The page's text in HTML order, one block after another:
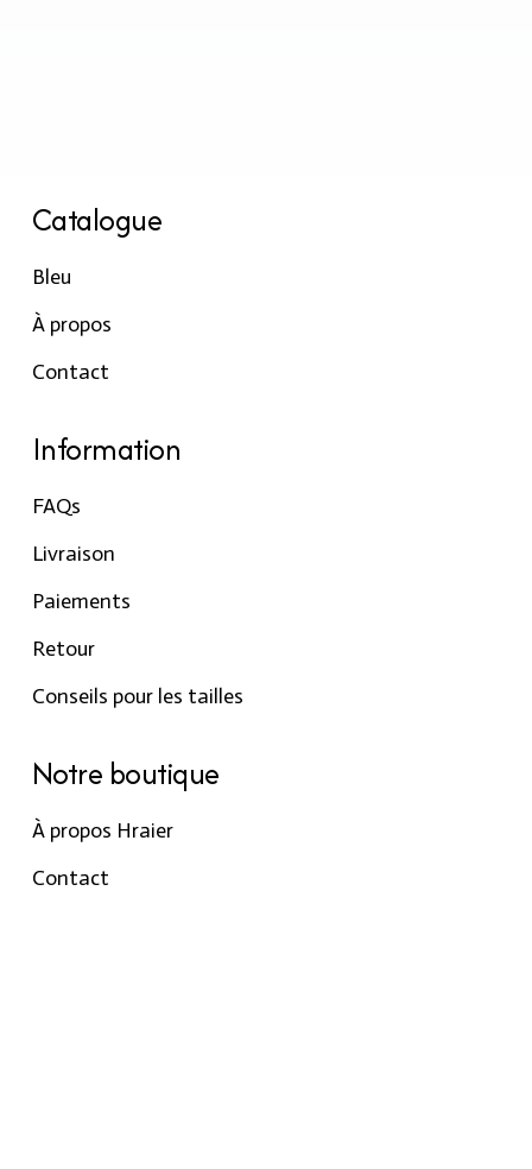
Catalogue
Bleu
À propos
Contact
Information
FAQs
Livraison
Paiements
Retour
Conseils pour les tailles
Notre boutique
À propos Hraier
Contact